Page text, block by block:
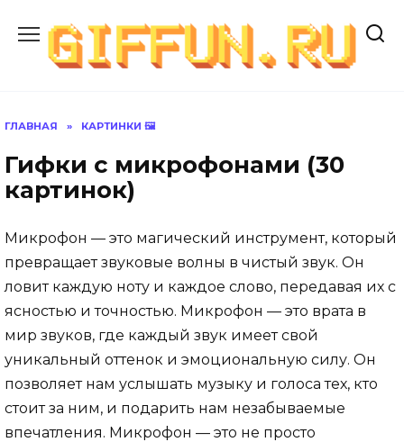
содержанию
ГЛАВНАЯ » КАРТИНКИ 🖼
Гифки с микрофонами (30
картинок)
Микрофон — это магический инструмент, который
превращает звуковые волны в чистый звук. Он
ловит каждую ноту и каждое слово, передавая их с
ясностью и точностью. Микрофон — это врата в
мир звуков, где каждый звук имеет свой
уникальный оттенок и эмоциональную силу. Он
позволяет нам услышать музыку и голоса тех, кто
стоит за ним, и подарить нам незабываемые
впечатления. Микрофон — это не просто